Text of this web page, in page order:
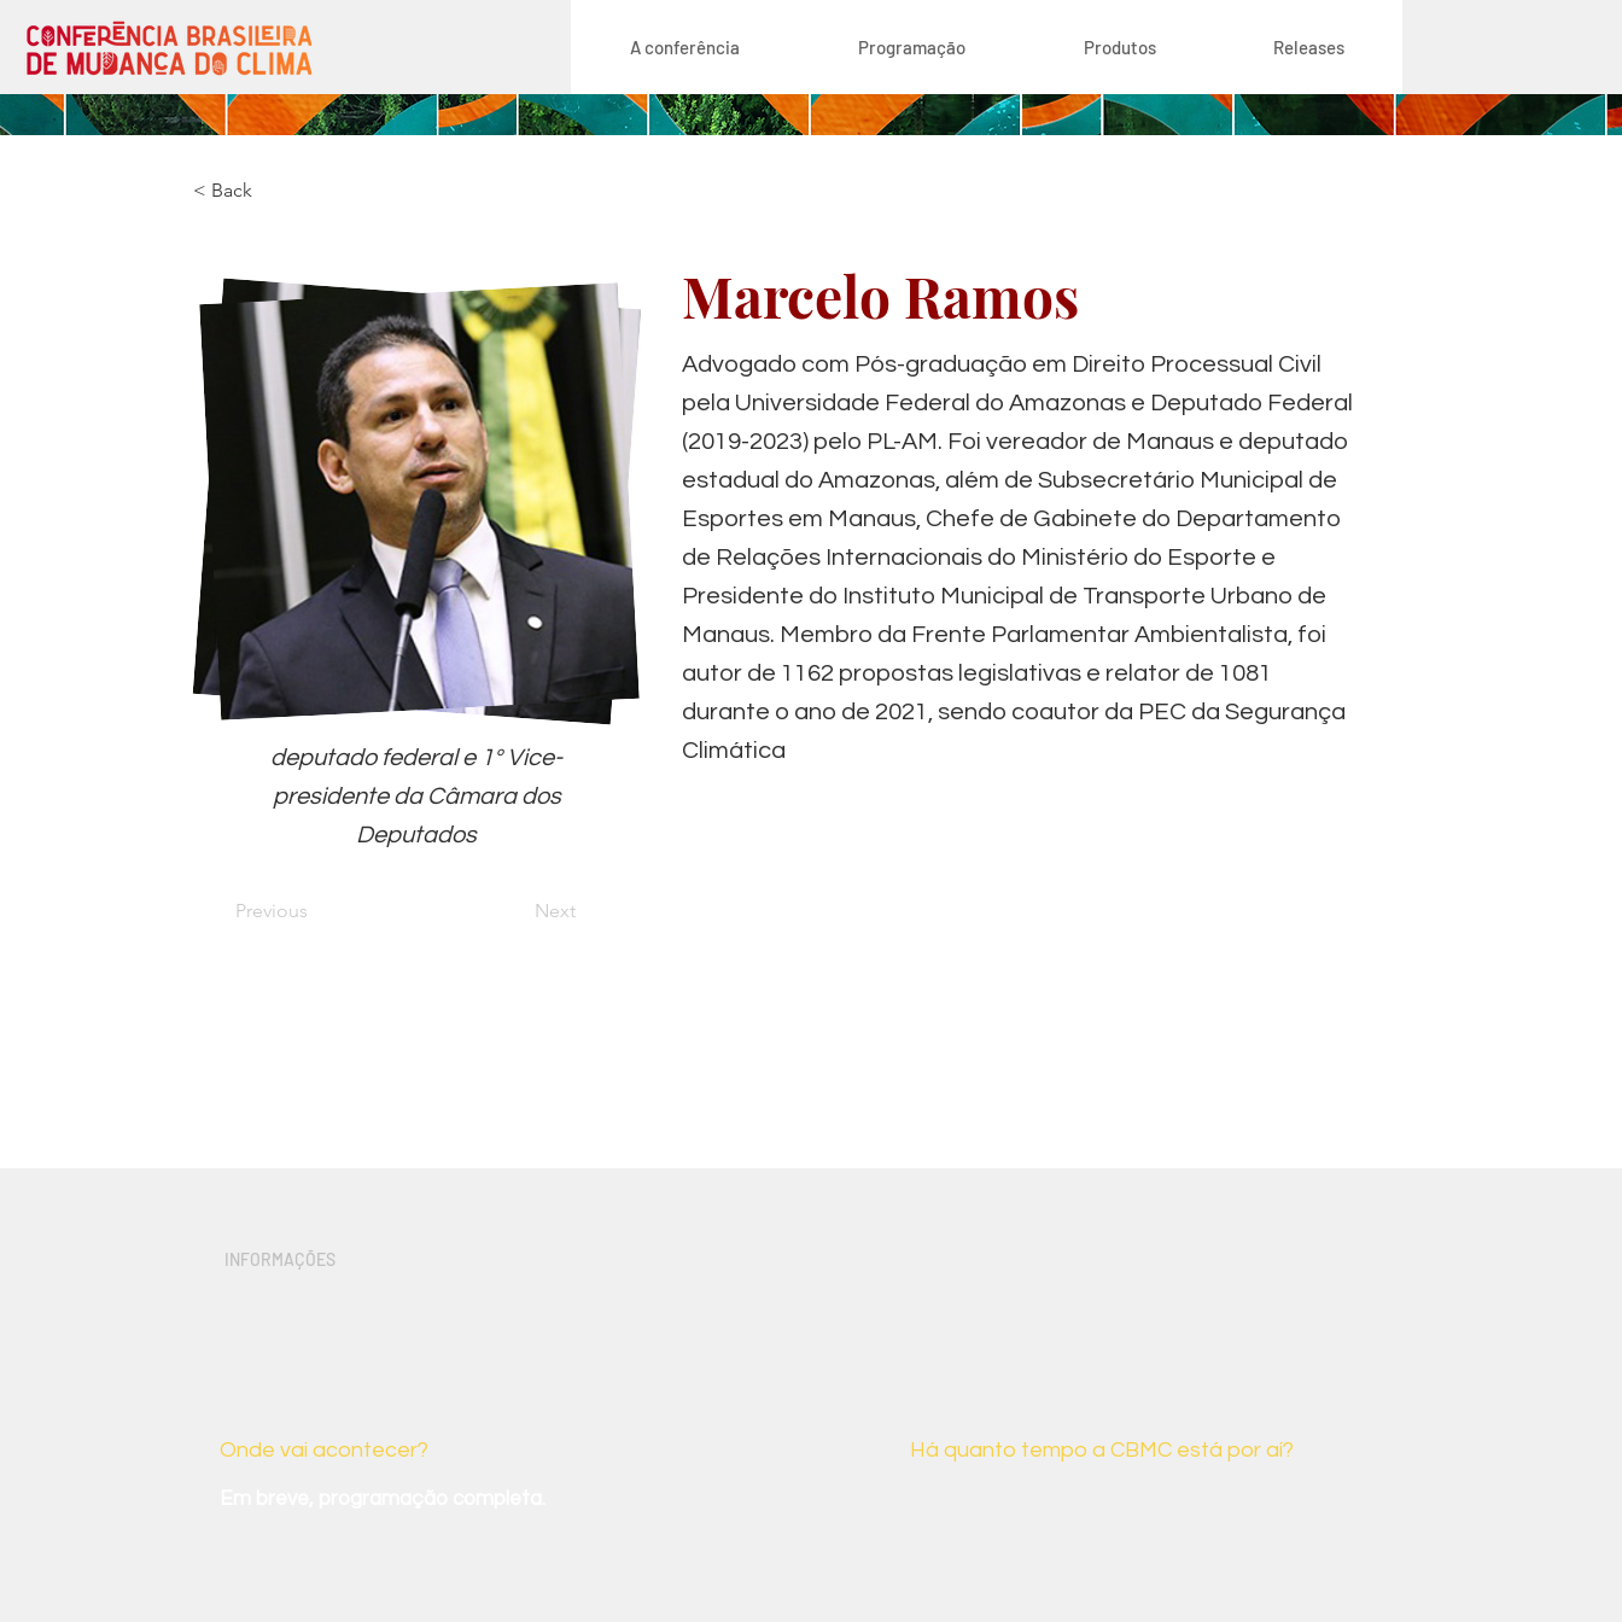
A conferência Programação Produtos Releases
< Back
deputado federal e 1º Vice-
presidente da Câmara dos
Deputados
Previous Next
Marcelo Ramos
Advogado com Pós-graduação em Direito Processual Civil
pela Universidade Federal do Amazonas e Deputado Federal
(2019-2023) pelo PL-AM. Foi vereador de Manaus e deputado
estadual do Amazonas, além de Subsecretário Municipal de
Esportes em Manaus, Chefe de Gabinete do Departamento
de Relações Internacionais do Ministério do Esporte e
Presidente do Instituto Municipal de Transporte Urbano de
Manaus. Membro da Frente Parlamentar Ambientalista, foi
autor de 1162 propostas legislativas e relator de 1081
durante o ano de 2021, sendo coautor da PEC da Segurança
Climática
INFORMAÇÕES
Onde vai acontecer? Há quanto tempo a CBMC está por aí?